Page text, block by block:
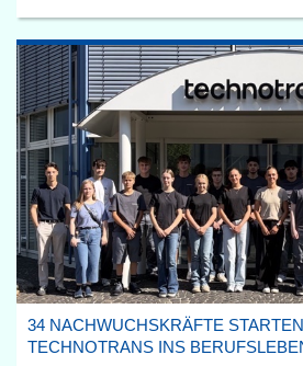
34 NACHWUCHSKRÄFTE
TECHNOTRANS INS